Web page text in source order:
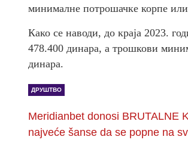
минималне потрошачке корпе
Како се наводи, до краја 2023.
478.400 динара, а трошкови
динара.
ДРУШТВО
Meridianbet donosi BRUTALNE
najveće šanse da se popne na